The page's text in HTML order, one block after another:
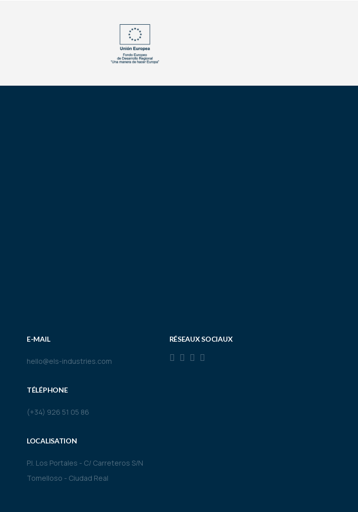
E-MAIL
hello@els-industries.com
TÉLÉPHONE
(+34) 926 51 05 86
LOCALISATION
P.I. Los Portales - C/ Carreteros S/N
Tomelloso - Ciudad Real
RÉSEAUX SOCIAUX